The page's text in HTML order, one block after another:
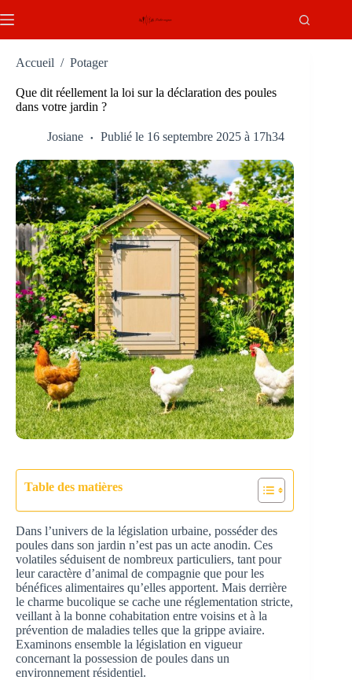
au
Accueil / Potager
Que dit réellement la loi sur la déclaration des poules
dans votre jardin ?
Josiane Publié le 16 septembre 2025 à 17h34
Table des matières
Dans l’univers de la législation urbaine, posséder des
poules dans son jardin n’est pas un acte anodin. Ces
volatiles séduisent de nombreux particuliers, tant pour
leur caractère d’animal de compagnie que pour les
bénéfices alimentaires qu’elles apportent. Mais derrière
le charme bucolique se cache une réglementation stricte,
veillant à la bonne cohabitation entre voisins et à la
prévention de maladies telles que la grippe aviaire.
Examinons ensemble la législation en vigueur
concernant la possession de poules dans un
environnement résidentiel.